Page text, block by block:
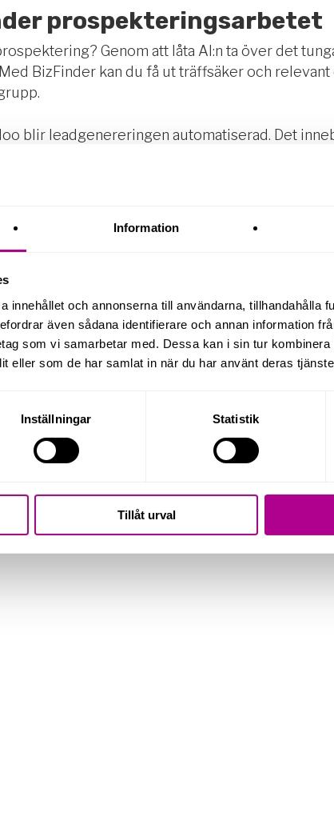
Information
innehållet och annonserna till användarna, tillhandahålla
även sådana identifierare och annan information
som vi samarbetar med. Dessa kan i sin tur kombinera
eller som de har samlat in när du har använt deras
Inställningar Statistik
Tillåt urval
prospekteringsarbetet
Genom att låta AI:n ta över det
BizFinder kan du få ut träffsäker och
blir leadgenereringen automatiserad. Det
mellansteg. Dessutom får du tillgång till
sätt kan du säkerställa att du alltid arbetar
kan du effektivisera din
till nästa nivå.
kraftfullt verktyg som optimerar
kapacitet och Odoo:s CRM-lösning kan du ta
BizFinder kan hjälpa ditt företag att
Arezo Ghannadan för en genomgång!